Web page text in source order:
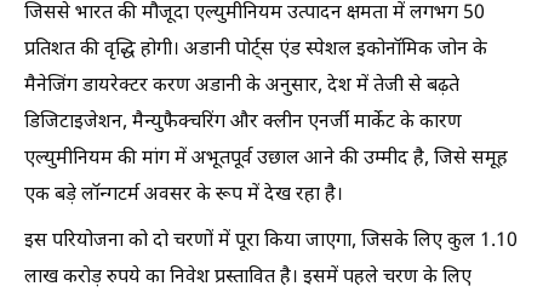
जिससे भारत की मौजूदा एल्युमीनियम उत्पादन क्षमता में लगभग 50
प्रतिशत की वृद्धि होगी। अडानी पोर्ट्स एंड स्पेशल इकोनॉमिक जोन के
मैनेजिंग डायरेक्टर करण अडानी के अनुसार, देश में तेजी से बढ़ते
डिजिटाइजेशन, मैन्युफैक्चरिंग और क्लीन एनर्जी मार्केट के कारण
एल्युमीनियम की मांग में अभूतपूर्व उछाल आने की उम्मीद है, जिसे समूह
एक बड़े लॉन्गटर्म अवसर के रूप में देख रहा है।
इस परियोजना को दो चरणों में पूरा किया जाएगा, जिसके लिए कुल 1.10
लाख करोड़ रुपये का निवेश प्रस्तावित है। इसमें पहले चरण के लिए